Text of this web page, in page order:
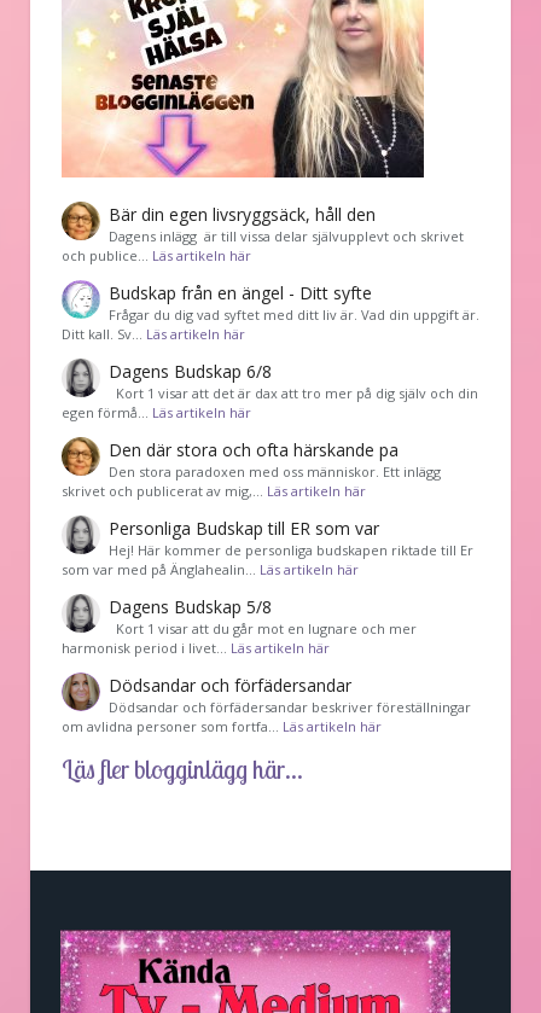
Bär din egen livsryggsäck, håll den
Dagens inlägg är till vissa delar självupplevt och skrivet
och publice… Läs artikeln här
Budskap från en ängel - Ditt syfte
Frågar du dig vad syftet med ditt liv är. Vad din uppgift är.
Ditt kall. Sv… Läs artikeln här
Dagens Budskap 6/8
Kort 1 visar att det är dax att tro mer på dig själv och din
egen förmå… Läs artikeln här
Den där stora och ofta härskande pa
Den stora paradoxen med oss människor. Ett inlägg
skrivet och publicerat av mig,… Läs artikeln här
Personliga Budskap till ER som var
Hej! Här kommer de personliga budskapen riktade till Er
som var med på Änglahealin… Läs artikeln här
Dagens Budskap 5/8
Kort 1 visar att du går mot en lugnare och mer
harmonisk period i livet… Läs artikeln här
Dödsandar och förfädersandar
Dödsandar och förfädersandar beskriver föreställningar
om avlidna personer som fortfa… Läs artikeln här
Läs fler blogginlägg här...